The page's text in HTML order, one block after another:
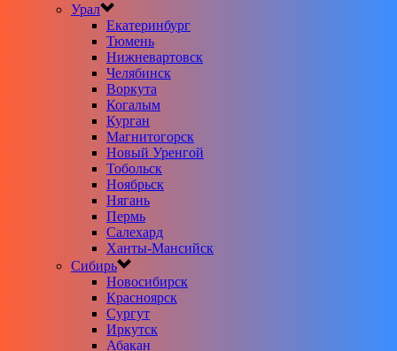
Урал
Екатеринбург
Тюмень
Нижневартовск
Челябинск
Воркута
Когалым
Курган
Магнитогорск
Новый Уренгой
Тобольск
Ноябрьск
Нягань
Пермь
Салехард
Ханты-Мансийск
Сибирь
Новосибирск
Красноярск
Сургут
Иркутск
Абакан